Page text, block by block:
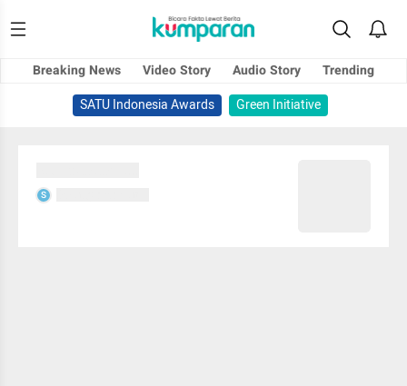
Breaking News Video Story Audio Story
Trending
SATU Indonesia Awards
Green Initiative
S